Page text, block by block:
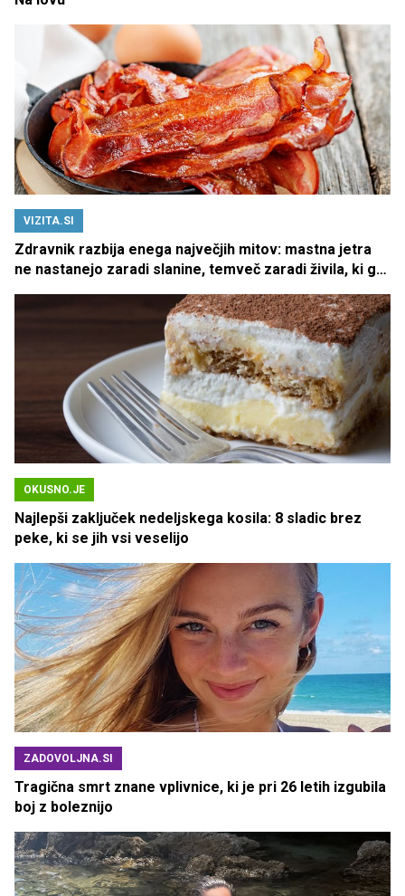
VIZITA.SI
Zdravnik razbija enega največjih mitov: mastna jetra
ne nastanejo zaradi slanine, temveč zaradi živila, ki ga
OKUSNO.JE
Najlepši zaključek nedeljskega kosila: 8 sladic brez
peke, ki se jih vsi veselijo
ZADOVOLJNA.SI
Tragična smrt znane vplivnice, ki je pri 26 letih izgubila
boj z boleznijo